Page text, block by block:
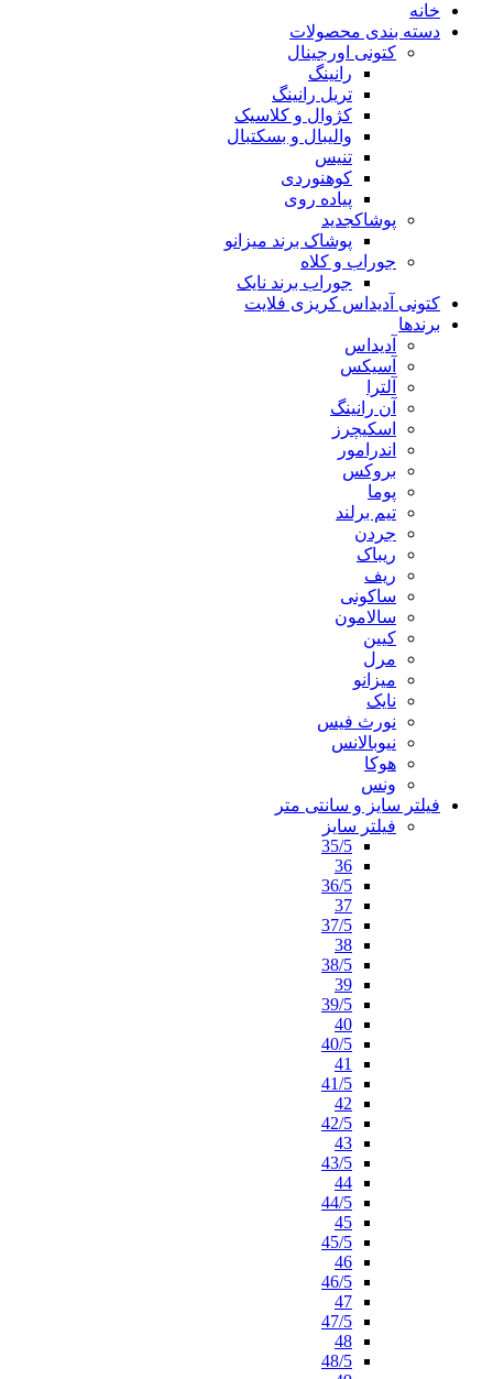
خانه
دسته بندی محصولات
کتونی اورجینال
رانینگ
تریل رانینگ
کژوال و کلاسیک
والیبال و بسکتبال
تنیس
کوهنوردی
پیاده روی
پوشاکجدید
پوشاک برند میزانو
جوراب و کلاه
جوراب برند نایک
کتونی آدیداس کریزی فلایت
برندها
آدیداس
آسیکس
آلترا
آن رانینگ
اسکیچرز
اندرامور
بروکس
پوما
تیم برلند
جردن
ریباک
ریف
ساکونی
سالامون
کیین
مرل
میزانو
نایک
نورث فیس
نیوبالانس
هوکا
ونس
فیلتر سایز و سانتی متر
فیلتر سایز
35/5
36
36/5
37
37/5
38
38/5
39
39/5
40
40/5
41
41/5
42
42/5
43
43/5
44
44/5
45
45/5
46
46/5
47
47/5
48
48/5